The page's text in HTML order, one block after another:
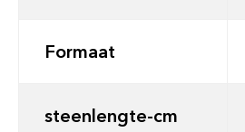
Formaat
steenlengte-cm